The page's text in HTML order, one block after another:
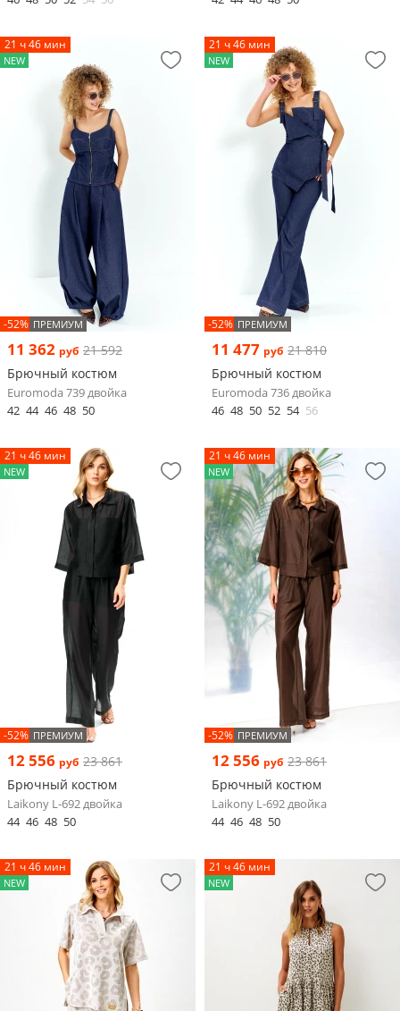
21 ч 46 мин
NEW
-52% ПРЕМИУМ
11 362 руб 21 592
Брючный костюм
Euromoda 739 двойка
42 44 46 48 50
21 ч 46 мин
NEW
-52% ПРЕМИУМ
11 477 руб 21 810
Брючный костюм
Euromoda 736 двойка
46 48 50 52 54 56
21 ч 46 мин
NEW
-52% ПРЕМИУМ
12 556 руб 23 861
Брючный костюм
Laikony L-692 двойка
44 46 48 50
21 ч 46 мин
NEW
-52% ПРЕМИУМ
12 556 руб 23 861
Брючный костюм
Laikony L-692 двойка
44 46 48 50
21 ч 46 мин
NEW
21 ч 46 мин
NEW